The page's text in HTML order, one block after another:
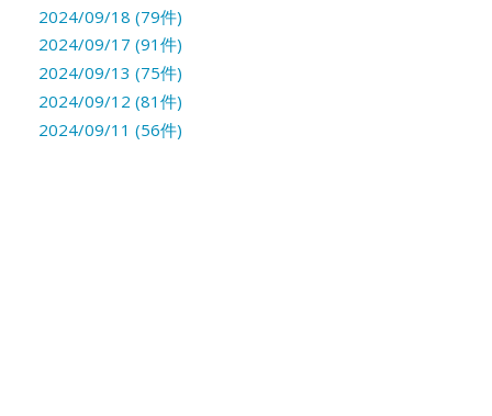
2024/09/18 (79件)
2024/09/17 (91件)
2024/09/13 (75件)
2024/09/12 (81件)
2024/09/11 (56件)